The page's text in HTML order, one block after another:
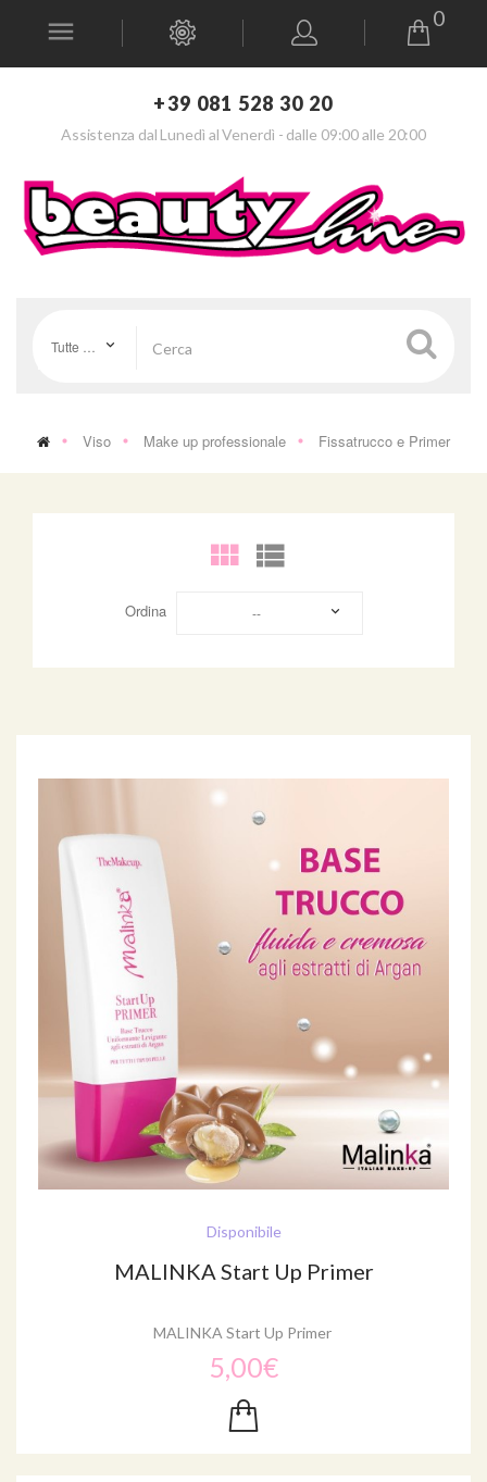
+39 081 528 30 20
Assistenza dal Lunedì al Venerdì - dalle 09:00 alle 20:00
0
Viso Make up professionale Fissatrucco e Primer
Ordina --
Disponibile
MALINKA Start Up Primer
MALINKA Start Up Primer
5,00€